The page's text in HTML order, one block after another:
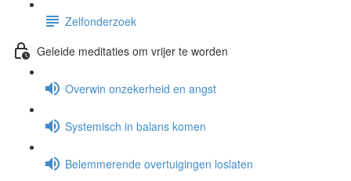
Zelfonderzoek
Geleide meditaties om vrijer te worden
Overwin onzekerheid en angst
Systemisch in balans komen
Belemmerende overtuigingen loslaten